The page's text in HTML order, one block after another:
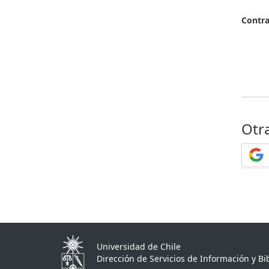
Universidad de Chile
Dirección de Servicios de Información y